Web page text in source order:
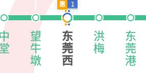
中
望
牛
墩
惠 1
东
莞
西
洪
梅
东
莞
港